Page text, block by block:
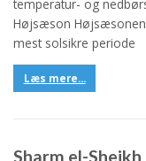
temperatur- og
Højsæson
mest solsikre periode
Læs mere...
Sharm el-